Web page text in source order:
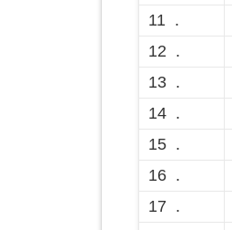
11 .
12 .
13 .
14 .
15 .
16 .
17 .